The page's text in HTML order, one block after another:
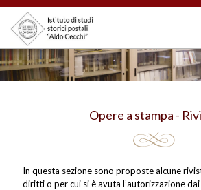
Opere a stampa -
In questa sezione sono proposte alcune
diritti o per cui si è avuta l’autorizzazione